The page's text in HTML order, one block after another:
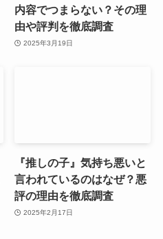
内容でつまらない？その理
由や評判を徹底調査
2025年3月19日
『推しの子』気持ち悪いと
言われているのはなぜ？悪
評の理由を徹底調査
2025年2月17日